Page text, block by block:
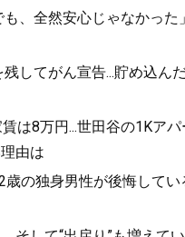
、全然安心じゃなかった
してがん宣告...貯め込ん
は8万円...世田谷の1Kア
由は
の独身男性が後悔して